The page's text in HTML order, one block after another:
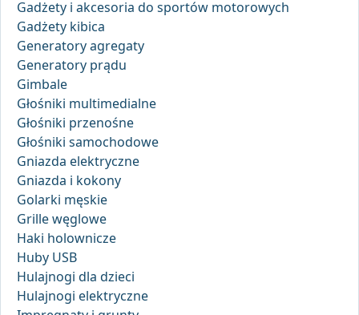
Gadżety i akcesoria do sportów motorowych
Gadżety kibica
Generatory agregaty
Generatory prądu
Gimbale
Głośniki multimedialne
Głośniki przenośne
Głośniki samochodowe
Gniazda elektryczne
Gniazda i kokony
Golarki męskie
Grille węglowe
Haki holownicze
Huby USB
Hulajnogi dla dzieci
Hulajnogi elektryczne